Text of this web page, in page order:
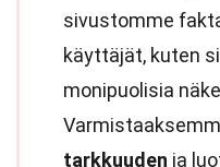
sivustomme
käyttäjät, kuten
monipuolisia
tarkkuuden ja